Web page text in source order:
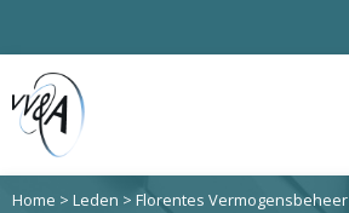
Home > Leden > Florentes Vermogensbeheer